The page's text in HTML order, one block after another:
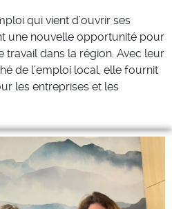
qui vient d’ouvrir ses
une nouvelle opportunité pour
travail dans la région. Avec leur
de l’emploi local, elle fournit
les entreprises et les